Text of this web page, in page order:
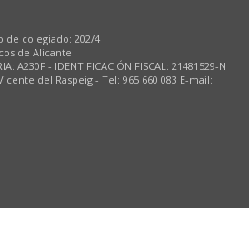
de colegiado: 202/4
de Alicante
A230F - IDENTIFICACIÓN FISCAL: 21481529-N
del Raspeig - Tel: 965 660 083 E-mail: